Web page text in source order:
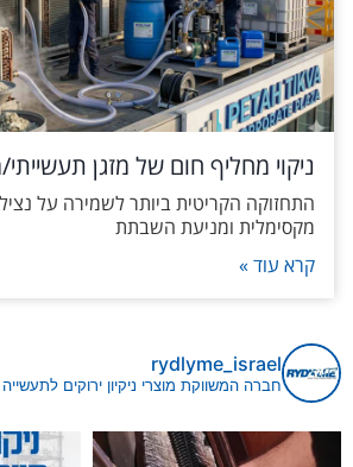
ניקוי מחליף חום של מזגן
התחזוקה הקריטית ביותר לשמירה על
מקסימלית ומניעת השבתת
קרא עוד »
rydlyme_israel
חברה המשווקת מוצרי ניקיון ירוקים לתעשייה
במערכות קירור ומיזוג היא לא